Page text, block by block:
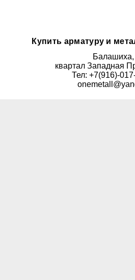
Купить арматуру и
Балашиха,
квартал Западная
Тел: +7(916)-